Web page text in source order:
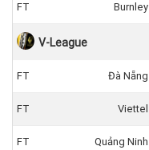
FT Burnley
V-League
FT Đà Nẵng
FT Viettel
FT Quảng Ninh